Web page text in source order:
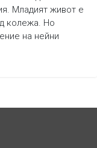
Младият живот е
колежа. Но
на нейни